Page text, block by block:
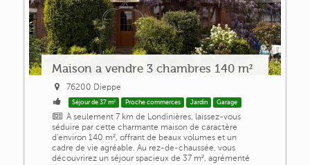
Maison a vendre 3 chambres 140 m²
76200 Dieppe
Séjour de 37 m² Proche commerces Jardin Garage
À seulement 7 km de Londinières, laissez-vous
séduire par cette charmante maison de caractère
d'environ 140 m², offrant de beaux volumes et un
cadre de vie agréable. Au rez-de-chaussée, vous
découvrirez un séjour spacieux de 37 m², agrémenté